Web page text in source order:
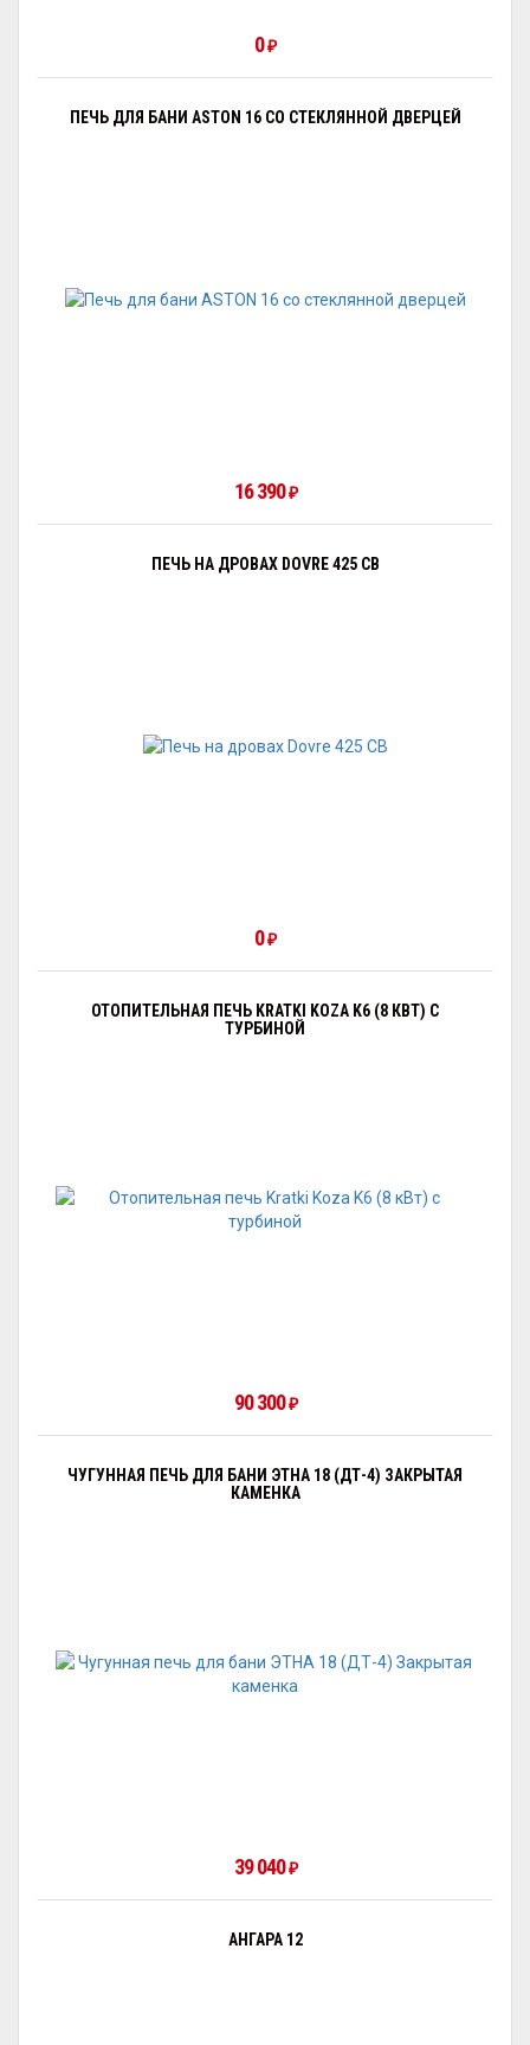
0 ₽
ПЕЧЬ ДЛЯ БАНИ ASTON 16 СО СТЕКЛЯННОЙ ДВЕРЦЕЙ
16 390 ₽
ПЕЧЬ НА ДРОВАХ DOVRE 425 CB
0 ₽
ОТОПИТЕЛЬНАЯ ПЕЧЬ KRATKI KOZA K6 (8 КВТ) С
ТУРБИНОЙ
90 300 ₽
ЧУГУННАЯ ПЕЧЬ ДЛЯ БАНИ ЭТНА 18 (ДТ-4) ЗАКРЫТАЯ
КАМЕНКА
39 040 ₽
АНГАРА 12